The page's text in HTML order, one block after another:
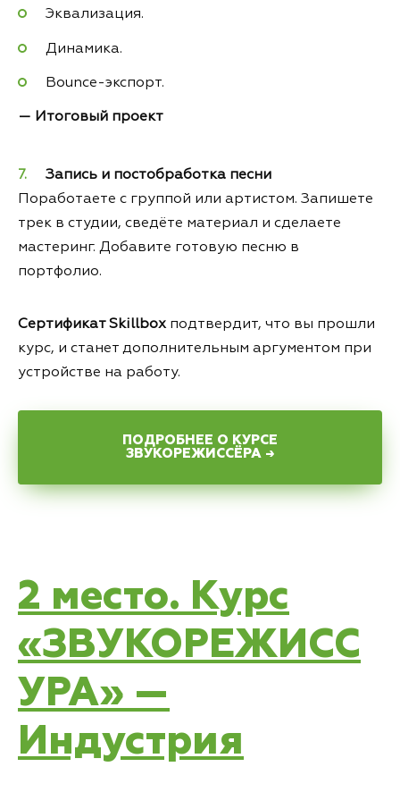
Эквализация.
Динамика.
Bounce-экспорт.
— Итоговый проект
Запись и постобработка песни
Поработаете с группой или артистом. Запишете
трек в студии, сведёте материал и сделаете
мастеринг. Добавите готовую песню в
портфолио.
Сертификат Skillbox подтвердит, что вы прошли
курс, и станет дополнительным аргументом при
устройстве на работу.
ПОДРОБНЕЕ О КУРСЕ
ЗВУКОРЕЖИССЁРА →
2 место. Курс
«ЗВУКОРЕЖИСС
УРА» —
Индустрия